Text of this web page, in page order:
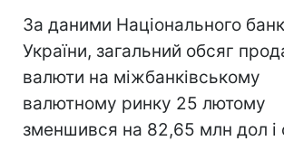
За даними Національного
України, загальний обсяг
валюти на міжбанківському
валютному ринку 25 лютому
зменшився на 82,65 млн дол і